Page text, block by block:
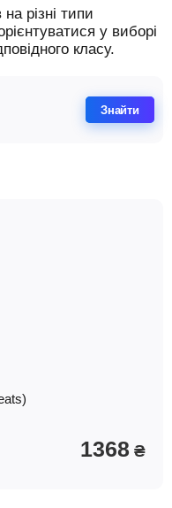
у виборі
класу.
Знайти
1368 ₴